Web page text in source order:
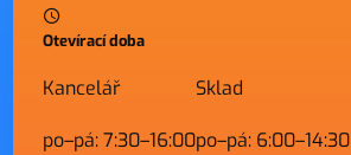
Otevírací doba
Kancelář
po–pá: 7:30–16:00
Sklad
po–pá: 6:00–14:30